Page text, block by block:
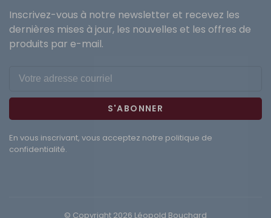
Inscrivez-vous à notre newsletter et recevez les
dernières mises à jour, les nouvelles et les offres de
produits par e-mail.
S'ABONNER
En vous inscrivant, vous acceptez notre politique de
confidentialité.
© Copyright 2026 Léopold Bouchard